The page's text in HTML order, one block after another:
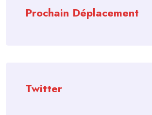
Prochain Déplacement
Twitter